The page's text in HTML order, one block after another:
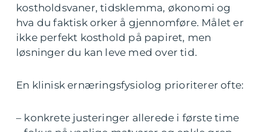
kostholdsvaner, tidsklemma, økonomi og
hva du faktisk orker å gjennomføre. Målet er
ikke perfekt kosthold på papiret, men
løsninger du kan leve med over tid.
En klinisk ernæringsfysiolog prioriterer ofte:
– konkrete justeringer allerede i første time